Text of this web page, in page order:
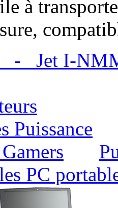
à
- Jet I-
PC